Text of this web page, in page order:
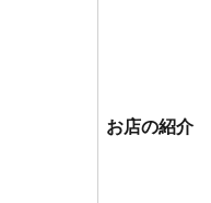
お店の紹介